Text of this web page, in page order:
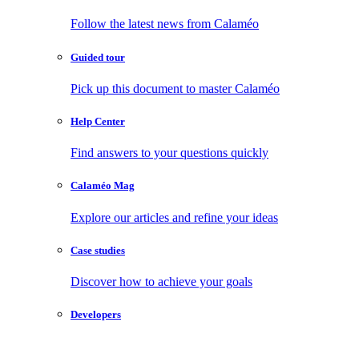
Follow the latest news from Calaméo
Guided tour
Pick up this document to master Calaméo
Help Center
Find answers to your questions quickly
Calaméo Mag
Explore our articles and refine your ideas
Case studies
Discover how to achieve your goals
Developers